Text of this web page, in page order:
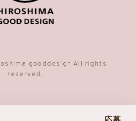
gooddesign All rights
reserved.